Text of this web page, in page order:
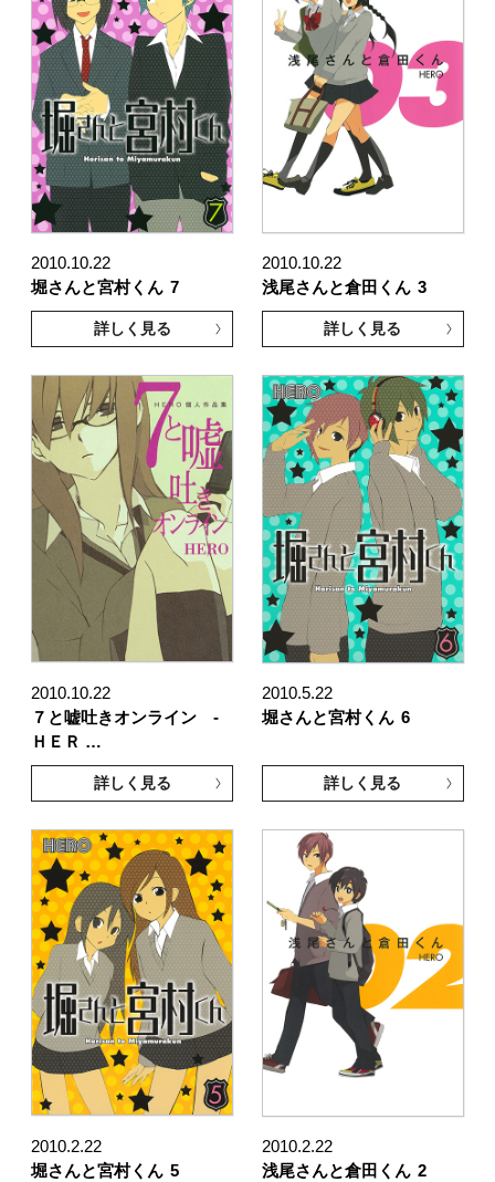
2010.10.22
堀さんと宮村くん 7
詳しく見る
2010.10.22
浅尾さんと倉田くん 3
詳しく見る
2010.10.22
７と嘘吐きオンライン -
ＨＥＲ …
詳しく見る
2010.5.22
堀さんと宮村くん 6
詳しく見る
2010.2.22
堀さんと宮村くん 5
2010.2.22
浅尾さんと倉田くん 2